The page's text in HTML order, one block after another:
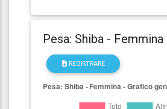
Pesa: Shiba - Femmina
REGISTRARE